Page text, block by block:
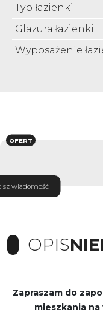
Typ łazienki
Glazura łazienki
Wyposażenie
wiadomość
OFERT
OPIS
Zapraszam do
mieszkania na